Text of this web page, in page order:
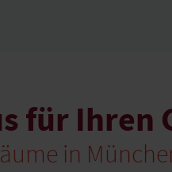
für
in